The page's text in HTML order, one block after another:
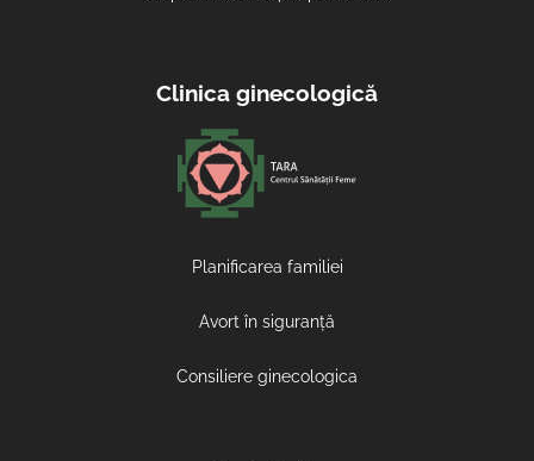
Clinica ginecologică
Planificarea familiei
Avort în siguranță
Consiliere ginecologica